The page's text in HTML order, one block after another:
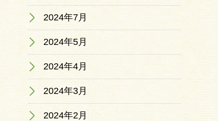
2024年7月
2024年5月
2024年4月
2024年3月
2024年2月